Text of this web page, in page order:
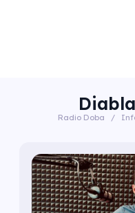
Radio Doba /